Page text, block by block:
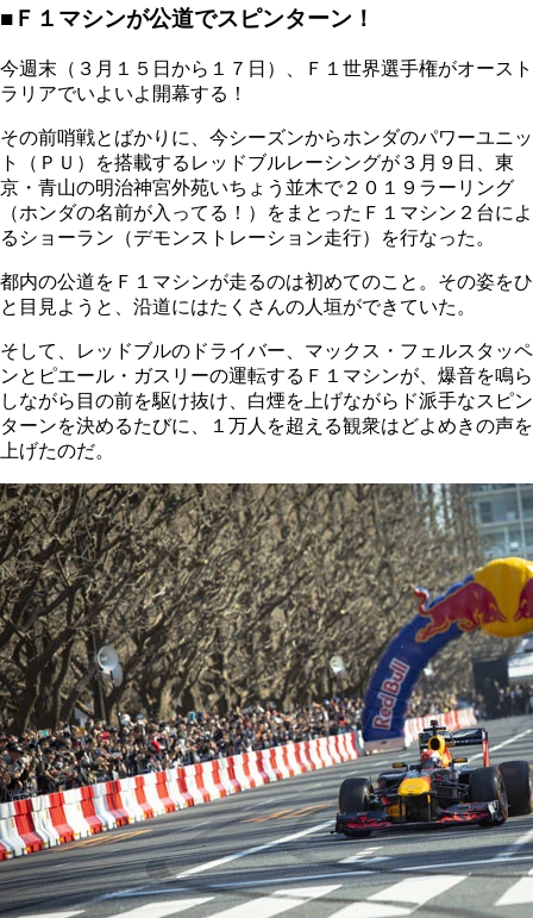
■Ｆ１マシンが公道でスピンターン！
今週末（３月１５日から１７日）、Ｆ１世界選手権がオースト
ラリアでいよいよ開幕する！
その前哨戦とばかりに、今シーズンからホンダのパワーユニッ
ト（ＰＵ）を搭載するレッドブルレーシングが３月９日、東
京・青山の明治神宮外苑いちょう並木で２０１９ラーリング
（ホンダの名前が入ってる！）をまとったＦ１マシン２台によ
るショーラン（デモンストレーション走行）を行なった。
都内の公道をＦ１マシンが走るのは初めてのこと。その姿をひ
と目見ようと、沿道にはたくさんの人垣ができていた。
そして、レッドブルのドライバー、マックス・フェルスタッペ
ンとピエール・ガスリーの運転するＦ１マシンが、爆音を鳴ら
しながら目の前を駆け抜け、白煙を上げながらド派手なスピン
ターンを決めるたびに、１万人を超える観衆はどよめきの声を
上げたのだ。